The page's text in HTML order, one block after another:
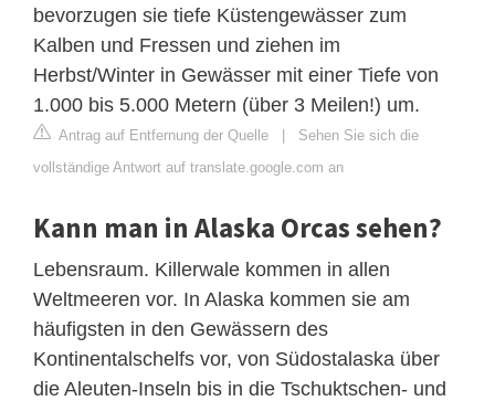
bevorzugen sie tiefe Küstengewässer zum
Kalben und Fressen und ziehen im
Herbst/Winter in Gewässer mit einer Tiefe von
1.000 bis 5.000 Metern (über 3 Meilen!) um.
Antrag auf Entfernung der Quelle | Sehen Sie sich die
vollständige Antwort auf translate.google.com an
Kann man in Alaska Orcas sehen?
Lebensraum. Killerwale kommen in allen
Weltmeeren vor. In Alaska kommen sie am
häufigsten in den Gewässern des
Kontinentalschelfs vor, von Südostalaska über
die Aleuten-Inseln bis in die Tschuktschen- und